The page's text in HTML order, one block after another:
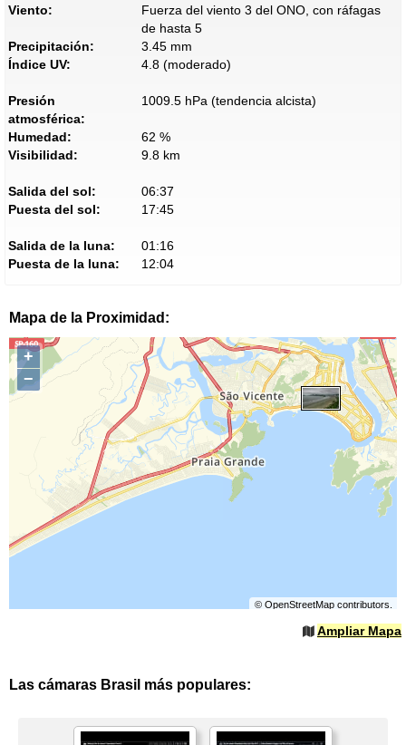
Viento:
Fuerza del viento 3 del ONO, con ráfagas
de hasta 5
Precipitación:
3.45 mm
Índice UV:
4.8 (moderado)
Presión
atmosférica:
1009.5 hPa (tendencia alcista)
Humedad:
62 %
Visibilidad:
9.8 km
Salida del sol:
06:37
Puesta del sol:
17:45
Salida de la luna:
01:16
Puesta de la luna:
12:04
Mapa de la Proximidad:
+
−
© OpenStreetMapcontributors.
Ampliar Mapa
Las cámaras Brasil más populares: